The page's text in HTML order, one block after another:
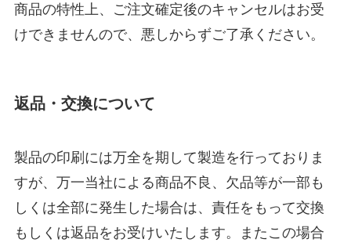
商品の特性上、ご注文確定後のキャンセルはお受
けできませんので、悪しからずご了承ください。
返品・交換について
製品の印刷には万全を期して製造を行っておりま
すが、万一当社による商品不良、欠品等が一部も
しくは全部に発生した場合は、責任をもって交換
もしくは返品をお受けいたします。またこの場合